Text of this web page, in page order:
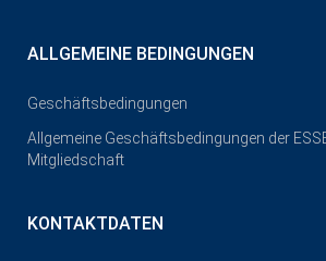
ALLGEMEINE BEDINGUNGEN
Geschäftsbedingungen
Allgemeine Geschäftsbedingungen der
Mitgliedschaft
KONTAKTDATEN